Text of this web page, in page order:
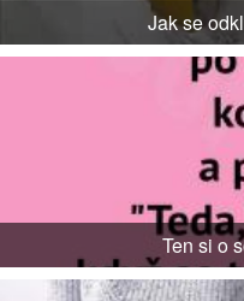
Jak se
Ten si o